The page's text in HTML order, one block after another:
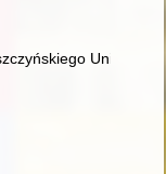
Muzeum